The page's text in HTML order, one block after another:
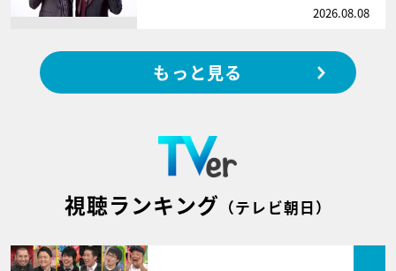
2026.08.08
もっと見る
視聴ランキング （テレビ朝日）